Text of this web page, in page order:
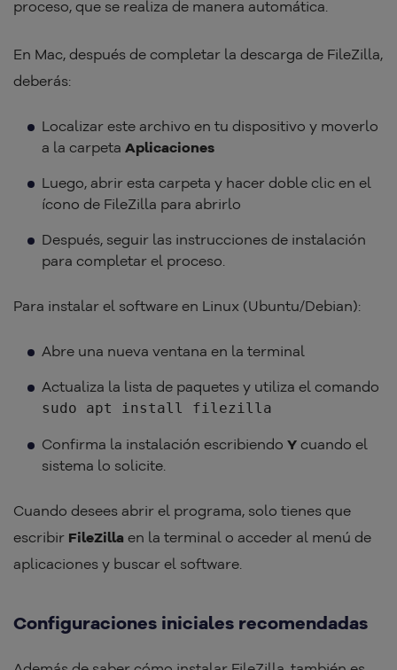
proceso, que se realiza de manera automática.
En Mac, después de completar la descarga de FileZilla,
deberás:
Localizar este archivo en tu dispositivo y moverlo
a la carpeta Aplicaciones
Luego, abrir esta carpeta y hacer doble clic en el
ícono de FileZilla para abrirlo
Después, seguir las instrucciones de instalación
para completar el proceso.
Para instalar el software en Linux (Ubuntu/Debian):
Abre una nueva ventana en la terminal
Actualiza la lista de paquetes y utiliza el comando
sudo apt install filezilla
Confirma la instalación escribiendo Y cuando el
sistema lo solicite.
Cuando desees abrir el programa, solo tienes que
escribir FileZilla en la terminal o acceder al menú de
aplicaciones y buscar el software.
Configuraciones iniciales recomendadas